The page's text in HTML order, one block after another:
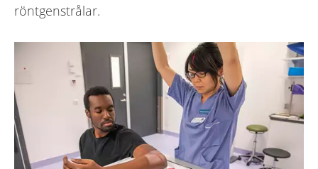
röntgenstrålar.